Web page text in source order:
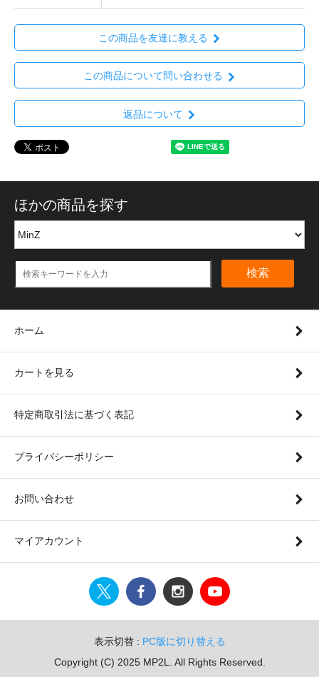
この商品を友達に教える
この商品について問い合わせる
返品について
ほかの商品を探す
検索
ホーム
カートを見る
特定商取引法に基づく表記
プライバシーポリシー
お問い合わせ
マイアカウント
表示切替 : PC版に切り替える
Copyright (C) 2025 MP2L. All Rights Reserved.